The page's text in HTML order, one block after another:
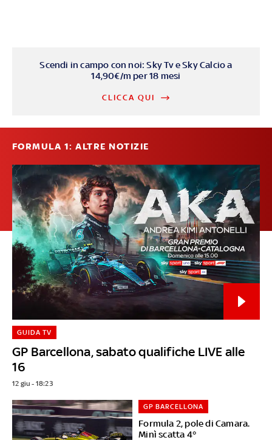
Scendi in campo con noi: Sky Tv e Sky Calcio a
14,90€/m per 18 mesi
CLICCA QUI
FORMULA 1: ALTRE NOTIZIE
GP Barcellona, sabato qualifiche LIVE alle
16
GUIDA TV
12 giu - 18:23
Formula 2, pole di Camara.
Minì scatta 4°
GP BARCELLONA